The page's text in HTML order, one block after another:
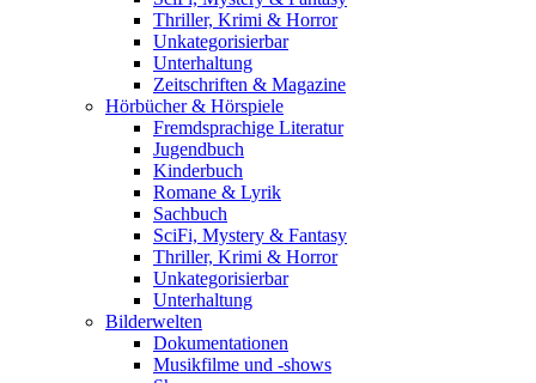
Thriller, Krimi & Horror
Unkategorisierbar
Unterhaltung
Zeitschriften & Magazine
Hörbücher & Hörspiele
Fremdsprachige Literatur
Jugendbuch
Kinderbuch
Romane & Lyrik
Sachbuch
SciFi, Mystery & Fantasy
Thriller, Krimi & Horror
Unkategorisierbar
Unterhaltung
Bilderwelten
Dokumentationen
Musikfilme und -shows